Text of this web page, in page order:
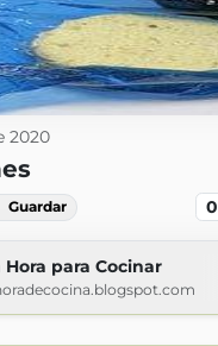
2020
Guardar 0
Hora para Cocinar